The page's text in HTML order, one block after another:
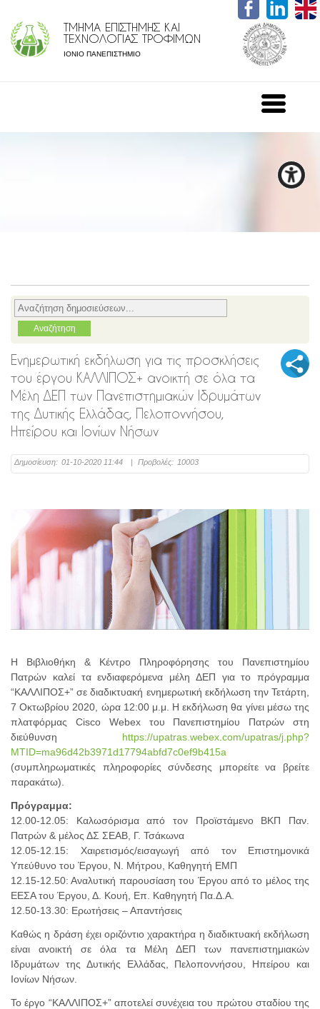
ΤΜΗΜΑ ΕΠΙΣΤΗΜΗΣ ΚΑΙ
ΤΕΧΝΟΛΟΓΙΑΣ ΤΡΟΦΙΜΩΝ
ΙΟΝΙΟ ΠΑΝΕΠΙΣΤΗΜΙΟ
Ενημερωτική εκδήλωση για τις προσκλήσεις
του έργου ΚΑΛΛΙΠΟΣ+ ανοικτή σε όλα τα
Μέλη ΔΕΠ των Πανεπιστημιακών Ιδρυμάτων
της Δυτικής Ελλάδας, Πελοποννήσου,
Ηπείρου και Ιονίων Νήσων
Δημοσίευση: 01-10-2020 11:44 | Προβολές: 10003
Η Βιβλιοθήκη & Κέντρο Πληροφόρησης του Πανεπιστημίου
Πατρών καλεί τα ενδιαφερόμενα μέλη ΔΕΠ για το πρόγραμμα
“ΚΑΛΛΙΠΟΣ+” σε διαδικτυακή ενημερωτική εκδήλωση την Τετάρτη,
7 Οκτωβρίου 2020, ώρα 12:00 μ.μ. Η εκδήλωση θα γίνει μέσω της
πλατφόρμας Cisco Webex του Πανεπιστημίου Πατρών στη
διεύθυνση https://upatras.webex.com/upatras/j.php?
MTID=ma96d42b3971d17794abfd7c0ef9b415a
(συμπληρωματικές πληροφορίες σύνδεσης μπορείτε να βρείτε
παρακάτω).
Πρόγραμμα:
12.00-12.05: Καλωσόρισμα από τον Προϊστάμενο ΒΚΠ Παν.
Πατρών & μέλος ΔΣ ΣΕΑΒ, Γ. Τσάκωνα
12.05-12.15: Χαιρετισμός/εισαγωγή από τον Επιστημονικά
Υπεύθυνο του Έργου, Ν. Μήτρου, Καθηγητή ΕΜΠ
12.15-12.50: Αναλυτική παρουσίαση του Έργου από το μέλος της
ΕΕΣΑ του Έργου, Δ. Κουή, Επ. Καθηγητή Πα.Δ.Α.
12.50-13.30: Ερωτήσεις – Απαντήσεις
Καθώς η δράση έχει οριζόντιο χαρακτήρα η διαδικτυακή εκδήλωση
είναι ανοικτή σε όλα τα Μέλη ΔΕΠ των πανεπιστημιακών
Ιδρυμάτων της Δυτικής Ελλάδας, Πελοποννήσου, Ηπείρου και
Ιονίων Νήσων.
Το έργο “ΚΑΛΛΙΠΟΣ+” αποτελεί συνέχεια του πρώτου σταδίου της